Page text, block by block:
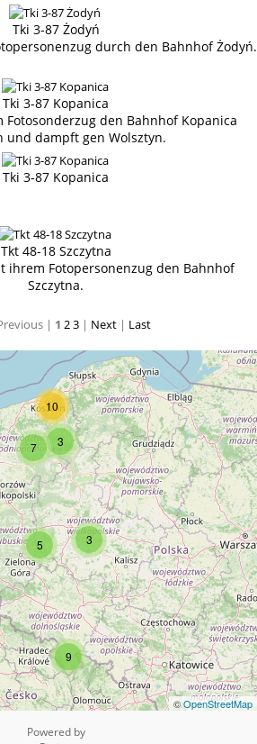
Tki 3-87 Żodyń
durch den Bahnhof Żodyń.
Tki 3-87 Kopanica
den Bahnhof Kopanica
und dampft gen Wolsztyn.
Tki 3-87 Kopanica
Tkt 48-18 Szczytna
ihrem Fotopersonenzug den Bahnhof
Szczytna.
| 1 23 | Next | Last
9
3
7
10
5 3
©OpenStreetMap
Powered by